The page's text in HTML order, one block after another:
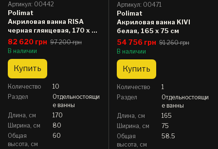
Артикул: 00442
Polimat
Акриловая ванна RISA
черная глянцевая, 170 x 80
см
82 620 грн 97 200 грн
В наличии
Купить
Количество
10
Раздел
Отдельностоящи
е ванны
Длина, см
170
Ширина, см
80
Общая
высота, см
60
Артикул: 00471
Polimat
Акриловая ванна KIVI
белая, 165 x 75 см
54 756 грн 91 260 грн
В наличии
Купить
Количество
1
Раздел
Отдельностоящи
е ванны
Длина, см
165
Ширина, см
75
Общая
высота, см
58.5